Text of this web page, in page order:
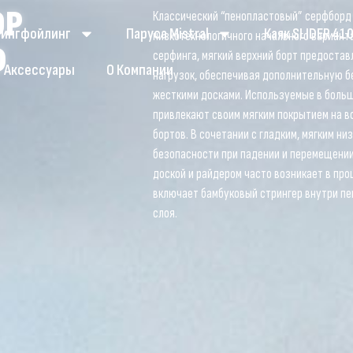
Паруса Mistral
Каяк SLIDER 410
Аксессуары О Компании
Классический “пенопластовый”
низкотехнологичного начального
серфинга, мягкий верхний борт
нагрузок, обеспечивая дополнительную
жесткими досками. Используемые в
привлекают своим мягким покрытием на
бортов. В сочетании с гладким, мягким
безопасности при падении и
доской и райдером часто возникает в
включает бамбуковый стрингер внутри
слоя.